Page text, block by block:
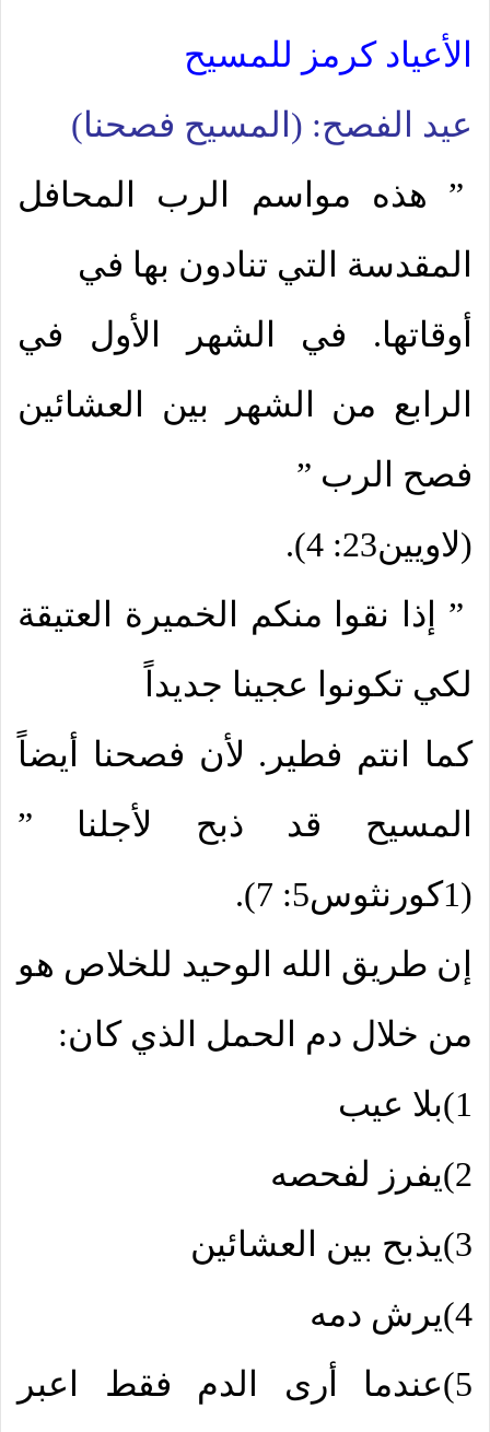
الأعياد كرمز للمسيح
عيد الفصح: (المسيح فصحنا)
” هذه مواسم الرب المحافل
المقدسة التي تنادون بها في
أوقاتها. في الشهر الأول في
الرابع من الشهر بين العشائين
فصح الرب ”
(لاويين23: 4).
” إذا نقوا منكم الخميرة العتيقة
لكي تكونوا عجينا جديداً
كما انتم فطير. لأن فصحنا أيضاً
المسيح قد ذبح لأجلنا ”
(1كورنثوس5: 7).
إن طريق الله الوحيد للخلاص هو
من خلال دم الحمل الذي كان:
1)بلا عيب
2)يفرز لفحصه
3)يذبح بين العشائين
4)يرش دمه
5)عندما أرى الدم فقط اعبر